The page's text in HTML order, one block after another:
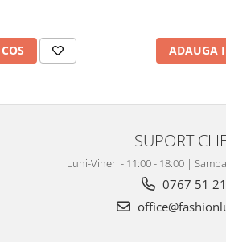
ADAUGA
SUPORT
Luni-Vineri - 11:00 - 18:00 |
0767 51